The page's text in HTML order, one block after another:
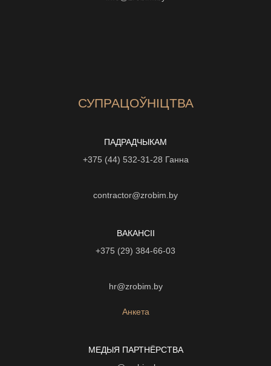
СУПРАЦОЎНІЦТВА
ПАДРАДЧЫКАМ
+375 (44) 532-31-28 Ганна
contractor@zrobim.by
ВАКАНСІI
+375 (29) 384-66-03
hr@zrobim.by
Анкета
МЕДЫЯ ПАРТНЁРСТВА